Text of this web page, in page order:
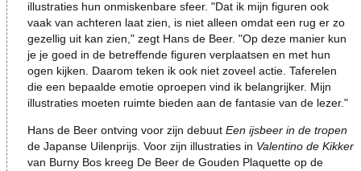
illustraties hun onmiskenbare sfeer. "Dat ik mijn figuren ook
vaak van achteren laat zien, is niet alleen omdat een rug er zo
gezellig uit kan zien," zegt Hans de Beer. "Op deze manier kun
je je goed in de betreffende figuren verplaatsen en met hun
ogen kijken. Daarom teken ik ook niet zoveel actie. Taferelen
die een bepaalde emotie oproepen vind ik belangrijker. Mijn
illustraties moeten ruimte bieden aan de fantasie van de lezer."
Hans de Beer ontving voor zijn debuut Een ijsbeer in de tropen
de Japanse Uilenprijs. Voor zijn illustraties in Valentino de Kikker
van Burny Bos kreeg De Beer de Gouden Plaquette op de